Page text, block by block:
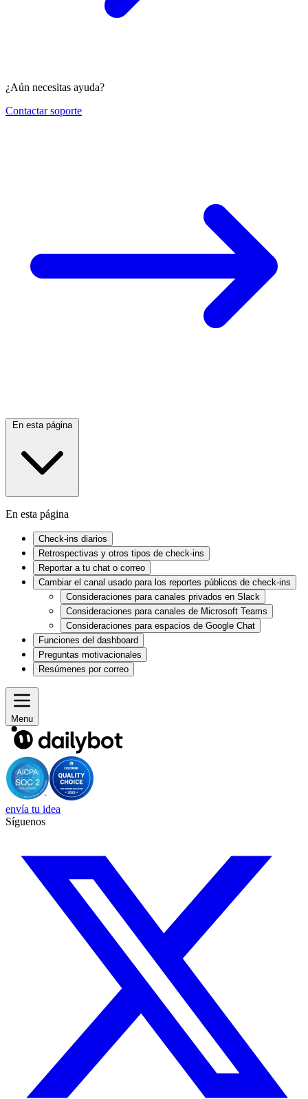
¿Aún necesitas ayuda?
Contactar soporte
En esta página
En esta página
Check-ins diarios
Retrospectivas y otros tipos de check-ins
Reportar a tu chat o correo
Cambiar el canal usado para los reportes públicos de check-ins
Consideraciones para canales privados en Slack
Consideraciones para canales de Microsoft Teams
Consideraciones para espacios de Google Chat
Funciones del dashboard
Preguntas motivacionales
Resúmenes por correo
Menu
envía tu idea
Síguenos